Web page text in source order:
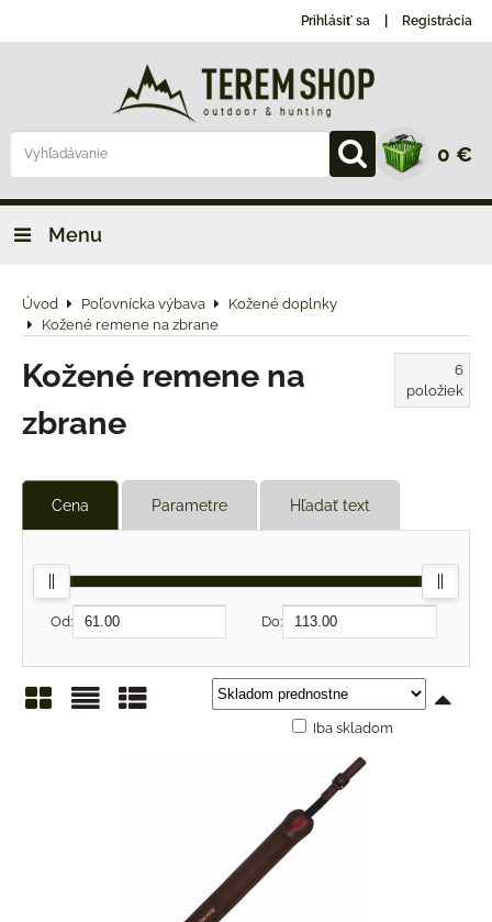
Prihlásiť sa Registrácia
0 €
Menu
Úvod Poľovnícka výbava
Kožené doplnky
Kožené remene na zbrane
Kožené remene na
zbrane
6
položiek
Cena Parametre Hľadať text
Od: Do:
Iba skladom